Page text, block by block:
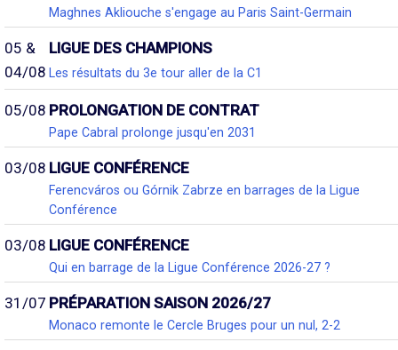
Maghnes Akliouche s'engage au Paris Saint-Germain
05 &
04/08
LIGUE DES CHAMPIONS
Les résultats du 3e tour aller de la C1
05/08 PROLONGATION DE CONTRAT
Pape Cabral prolonge jusqu'en 2031
03/08 LIGUE CONFÉRENCE
Ferencváros ou Górnik Zabrze en barrages de la Ligue
Conférence
03/08 LIGUE CONFÉRENCE
Qui en barrage de la Ligue Conférence 2026-27 ?
31/07 PRÉPARATION SAISON 2026/27
Monaco remonte le Cercle Bruges pour un nul, 2-2